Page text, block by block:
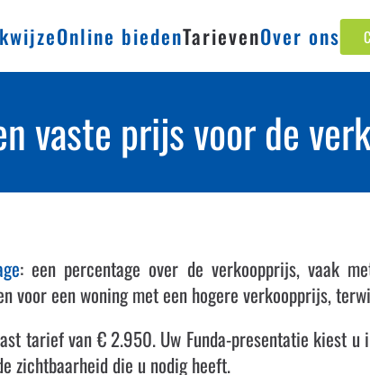
Online biedenTarievenOver ons
vaste prijs voor de
: een percentage over de verkoopprijs, vaak
voor een woning met een hogere verkoopprijs,
tarief van € 2.950. Uw Funda-presentatie kiest
zichtbaarheid die u nodig heeft.